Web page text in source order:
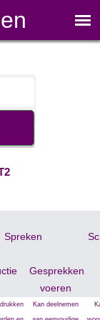
Spreken
Gesprekken
voeren
Kan deelnemen